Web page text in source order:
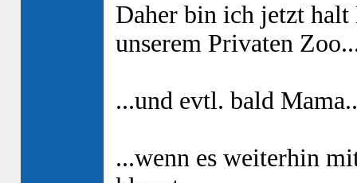
Daher bin ich jetzt
unserem Privaten
...und evtl. bald
...wenn es weiterhin